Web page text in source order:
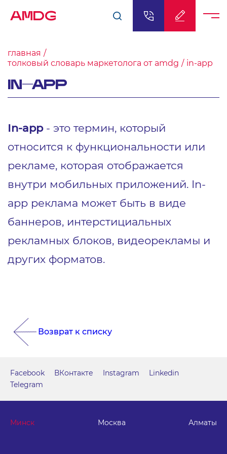
AMDG
главная
толковый словарь маркетолога от amdg
in-app
IN-APP
In-app - это термин, который
относится к функциональности или
рекламе, которая отображается
внутри мобильных приложений. In-
app реклама может быть в виде
баннеров, интерстициальных
рекламных блоков, видеорекламы и
других форматов.
Возврат к списку
Минск Москва Алматы
Facebook ВКонтакте Instagram
Linkedin
Telegram